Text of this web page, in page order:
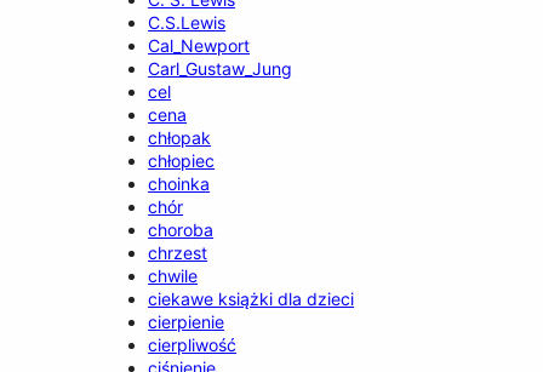
C.S.Lewis
Cal_Newport
Carl_Gustaw_Jung
cel
cena
chłopak
chłopiec
choinka
chór
choroba
chrzest
chwile
ciekawe książki dla dzieci
cierpienie
cierpliwość
ciśnienie